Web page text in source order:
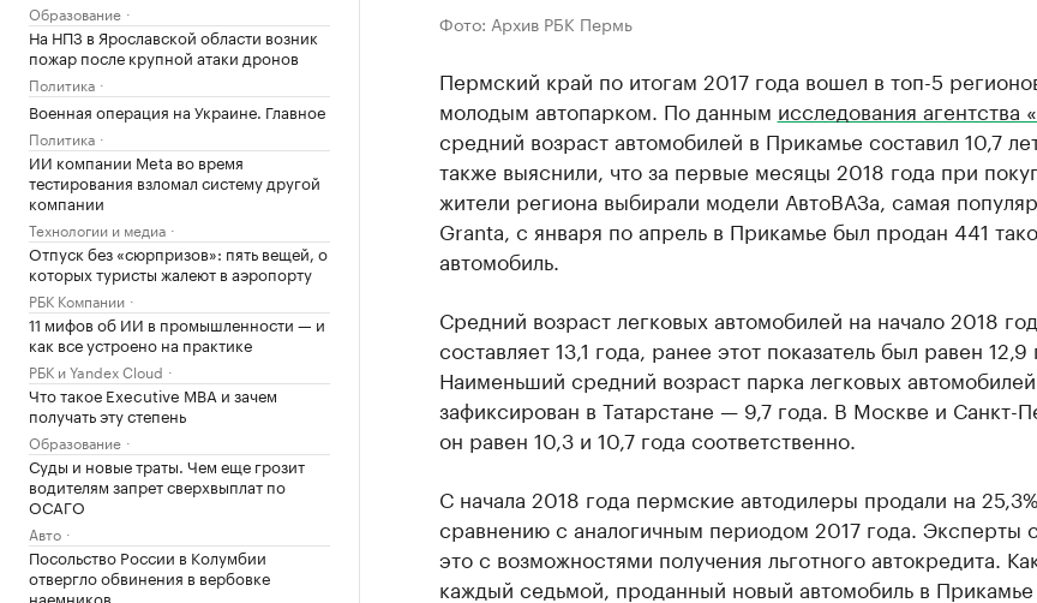
Образование
На НПЗ в Ярославской области возник
пожар после крупной атаки дронов
Политика
Военная операция на Украине. Главное
Политика
ИИ компании Meta во время
тестирования взломал систему другой
компании
Технологии и медиа
Отпуск без «сюрпризов»: пять вещей, о
которых туристы жалеют в аэропорту
РБК Компании
11 мифов об ИИ в промышленности — и
как все устроено на практике
РБК и Yandex Cloud
Что такое Executive MBA и зачем
получать эту степень
Образование
Суды и новые траты. Чем еще грозит
водителям запрет сверхвыплат по
ОСАГО
Авто
Посольство России в Колумбии
отвергло обвинения в вербовке
наемников
Фото: Архив РБК Пермь
Пермский край по итогам 2017 года вошел в топ-5
молодым автопарком. По данным исследования агентства
средний возраст автомобилей в Прикамье составил 10,7
также выяснили, что за первые месяцы 2018 года при
жители региона выбирали модели АвтоВАЗа, самая
Granta, с января по апрель в Прикамье был продан 441
автомобиль.
Средний возраст легковых автомобилей на начало 2018
составляет 13,1 года, ранее этот показатель был равен 12,9
Наименьший средний возраст парка легковых автомобилей
зафиксирован в Татарстане — 9,7 года. В Москве и Санкт-
он равен 10,3 и 10,7 года соответственно.
С начала 2018 года пермские автодилеры продали на
сравнению с аналогичным периодом 2017 года. Эксперты
это с возможностями получения льготного автокредита.
каждый седьмой, проданный новый автомобиль в